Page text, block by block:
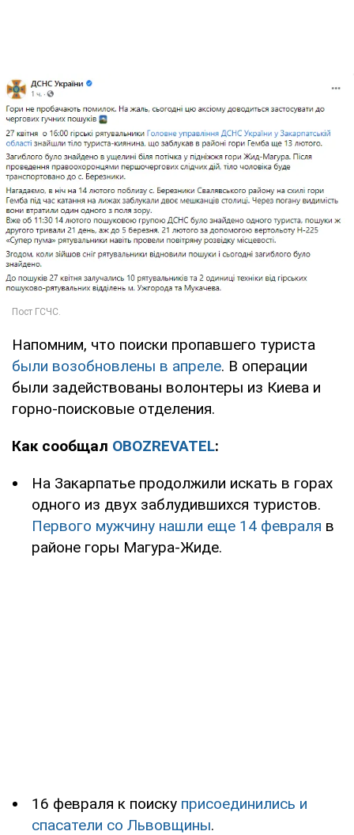
Напомним, что поиски пропавшего туриста
были возобновлены в апреле. В операции
были задействованы волонтеры из Киева и
горно-поисковые отделения.
Как сообщал OBOZREVATEL:
На Закарпатье продолжили искать в горах
одного из двух заблудившихся туристов.
Первого мужчину нашли еще 14 февраля в
районе горы Магура-Жиде.
16 февраля к поиску присоединились и
спасатели со Львовщины.